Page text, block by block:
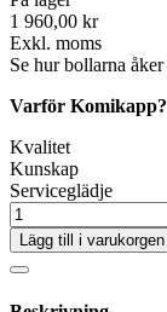
1 960,00 kr
Exkl. moms
Se hur bollarna
Varför Komikapp?
Kvalitet
Kunskap
Serviceglädje
Lägg till i varukorgen